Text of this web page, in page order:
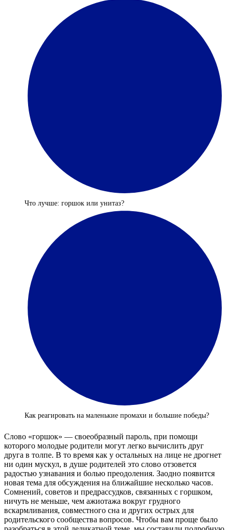
Что лучше: горшок или унитаз?
Как реагировать на маленькие промахи и большие победы?
Слово «горшок» — своеобразный пароль, при помощи
которого молодые родители могут легко вычислить друг
друга в толпе. В то время как у остальных на лице не дрогнет
ни один мускул, в душе родителей это слово отзовется
радостью узнавания и болью преодоления. Заодно появится
новая тема для обсуждения на ближайшие несколько часов.
Сомнений, советов и предрассудков, связанных с горшком,
ничуть не меньше, чем ажиотажа вокруг грудного
вскармливания, совместного сна и других острых для
родительского сообщества вопросов. Чтобы вам проще было